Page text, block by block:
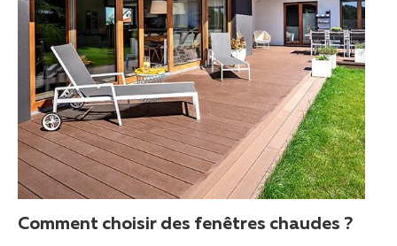
Comment choisir des fenêtres chaudes ?